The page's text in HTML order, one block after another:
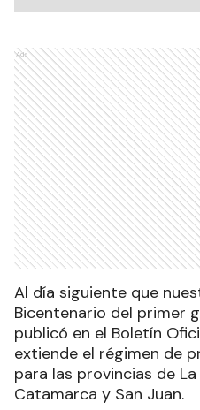
Ads
Al día siguiente que
Bicentenario del primer
publicó en el Boletín
extiende el régimen de
para las provincias de La
Catamarca y San Juan.